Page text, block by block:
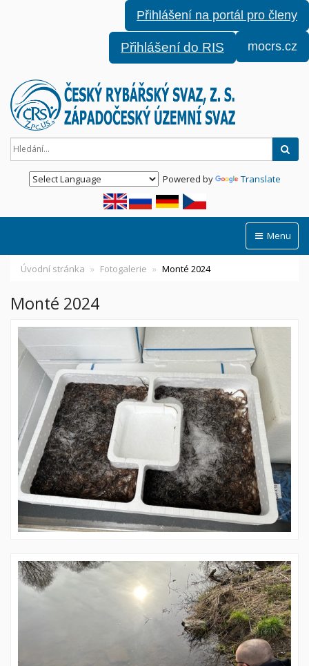
Přihlášení na portál pro členy
Přihlášení do RIS mocrs.cz
Powered by Translate
Menu
Úvodní stránka Fotogalerie Monté 2024
Monté 2024